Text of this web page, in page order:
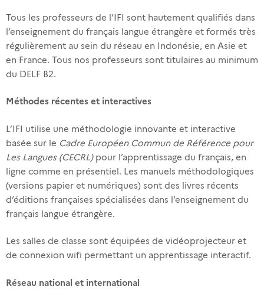
Tous les professeurs de l’IFI sont hautement qualifiés dans
l’enseignement du français langue étrangère et formés très
régulièrement au sein du réseau en Indonésie, en Asie et
en France. Tous nos professeurs sont titulaires au minimum
du DELF B2.
Méthodes récentes et interactives
L’IFI utilise une méthodologie innovante et interactive
basée sur le Cadre Européen Commun de Référence pour
Les Langues (CECRL)pour l’apprentissage du français, en
ligne comme en présentiel. Les manuels méthodologiques
(versions papier et numériques) sont des livres récents
d’éditions françaises spécialisées dans l’enseignement du
français langue étrangère.
Les salles de classe sont équipées de vidéoprojecteur et
de connexion wifi permettant un apprentissage interactif.
Réseau national et international